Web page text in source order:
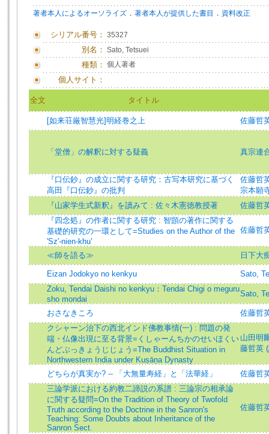
著者本人によるオーソライズ ． 著者本人が提供した書目 ． 資料改正
シリアル番号： 35327
別名： Sato, Tetsuei
種類： 個人著者
個人サイト：
全文 タイトル
[如来荘厳智慧光]明経巻之上 佐藤哲
「堂僧」の解釈に対する疑義 真宗連
『口伝鈔』の成立に関する研究：古写本研究に基づく
高田『口伝鈔』の批判
佐藤哲
宗本願
『山家学生式新釈』を讀みて : 佐々木憲徳教授著
佐藤哲
『四念処』の作者に関する研究 : 智顗の著作に関する
基礎的研究の一環として=Studies on the Author of the
'Sz'-nien-khu'
佐藤哲
≪師を語る≫ 日下大
Eizan Jodokyo no kenkyu
Sato,
Zoku, Tendai Daishi no kenkyu：Tendai Chigi o meguru
sho mondai
Sato,
おさなきころ
佐藤哲
クシャーン治下の西北インド佛教事情(一) : 問題の発
端・仏像出現に至る背景=くしゃーんちかのせいほくい
んどぶっきょうじじょう=The Buddhist Situation in
Northwestern India under Kuṣāṇa Dynasty
山田明
藤哲英
どちらが真実か? -- 「大無量寿経」と「法華経」
佐藤哲
三論学派における約教二諦説の系譜 : 三論宗の相承論
に関する疑問=On the Tradition of Theory of Twofold
Truth according to the Doctrine in the Sanron's
Teaching: Some Doubts about Inheritance of the
Sanron Sect.
佐藤哲